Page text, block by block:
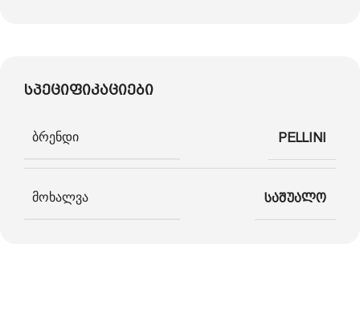
სპეციფიკაციები
ბრენდი PELLINI
მოხალვა საშუალო